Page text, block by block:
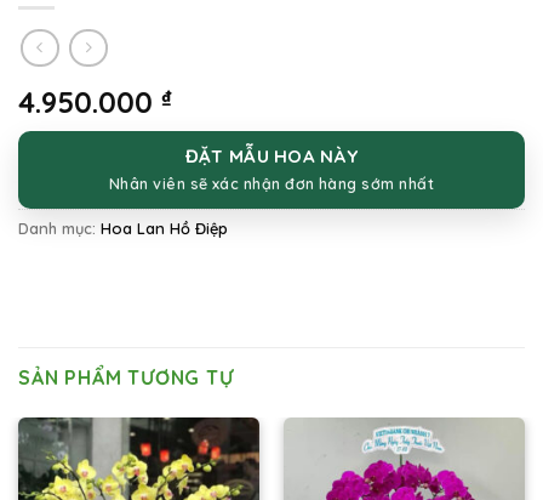
4.950.000 ₫
ĐẶT MẪU HOA NÀY
Nhân viên sẽ xác nhận đơn hàng sớm nhất
Danh mục: Hoa Lan Hồ Điệp
SẢN PHẨM TƯƠNG TỰ